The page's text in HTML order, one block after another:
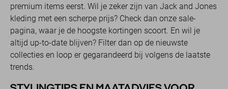
premium items eerst. Wil je zeker zijn van Jack and Jones
kleding met een scherpe prijs? Check dan onze sale-
pagina, waar je de hoogste kortingen scoort. En wil je
altijd up-to-date blijven? Filter dan op de nieuwste
collecties en loop er gegarandeerd bij volgens de laatste
trends.